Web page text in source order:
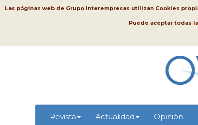
Las páginas web de Grupo Interempresas utilizan Cookies
Puede aceptar todas
Revista Actualidad Opinión